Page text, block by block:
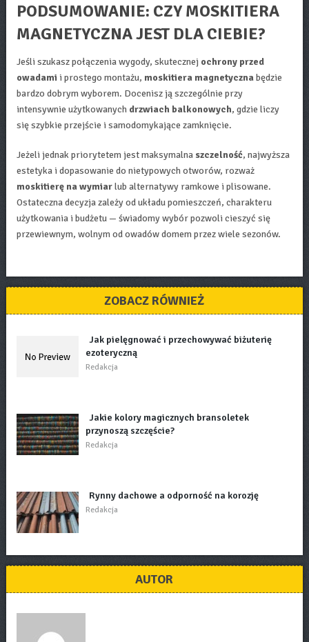
PODSUMOWANIE: CZY MOSKITIERA
MAGNETYCZNA JEST DLA CIEBIE?
Jeśli szukasz połączenia wygody, skutecznej ochrony przed
owadamii prostego montażu, moskitiera magnetycznabędzie
bardzo dobrym wyborem. Docenisz ją szczególnie przy
intensywnie użytkowanych drzwiach balkonowych, gdzie liczy
się szybkie przejście i samodomykające zamknięcie.
Jeżeli jednak priorytetem jest maksymalna szczelność, najwyższa
estetyka i dopasowanie do nietypowych otworów, rozważ
moskitierę na wymiarlub alternatywy ramkowe i plisowane.
Ostateczna decyzja zależy od układu pomieszczeń, charakteru
użytkowania i budżetu — świadomy wybór pozwoli cieszyć się
przewiewnym, wolnym od owadów domem przez wiele sezonów.
ZOBACZ RÓWNIEŻ
Jak pielęgnować i przechowywać biżuterię
ezoteryczną
Redakcja
Jakie kolory magicznych bransoletek
przynoszą szczęście?
Redakcja
Rynny dachowe a odporność na korozję
Redakcja
AUTOR